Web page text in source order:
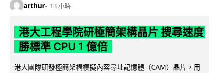
arthur 13 小時
港大工程學院研極簡架構晶片 搜尋速度
勝標準 CPU 1 億倍
港大團隊研發極簡架構模擬內容尋址記憶體（CAM）晶片，用